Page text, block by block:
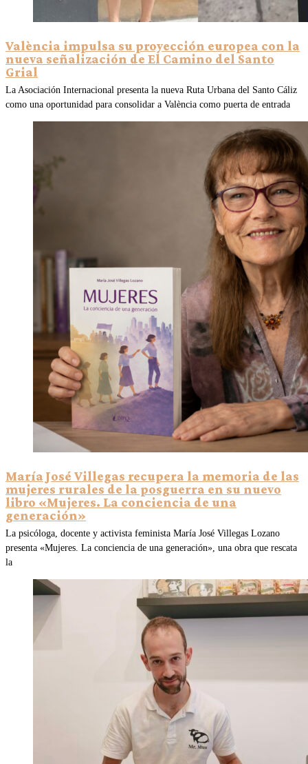
València impulsa su proyección europea con la
nueva señalización de El Camino del Santo
Grial
La Asociación Internacional presenta la nueva Ruta Urbana del Santo Cáliz
como una oportunidad para consolidar a València como puerta de entrada
María José Villegas recupera la memoria de las
mujeres rurales de la posguerra en su nuevo
libro «Mujeres. La conciencia de una
generación»
La psicóloga, docente y activista feminista María José Villegas Lozano
presenta «Mujeres. La conciencia de una generación», una obra que rescata
la